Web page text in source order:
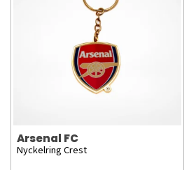
Arsenal FC
Nyckelring Crest